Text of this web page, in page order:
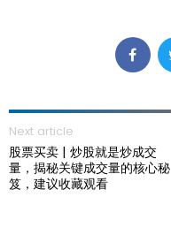
Next article
股票买卖 | 炒股就是炒成交
量，揭秘关键成交量的核心秘
笈，建议收藏观看